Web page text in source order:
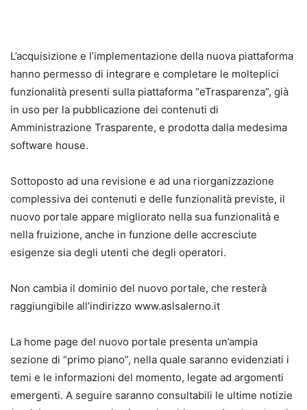
L’acquisizione e l’implementazione della nuova piattaforma
hanno permesso di integrare e completare le molteplici
funzionalità presenti sulla piattaforma “eTrasparenza”, già
in uso per la pubblicazione dei contenuti di
Amministrazione Trasparente, e prodotta dalla medesima
software house.
Sottoposto ad una revisione e ad una riorganizzazione
complessiva dei contenuti e delle funzionalità previste, il
nuovo portale appare migliorato nella sua funzionalità e
nella fruizione, anche in funzione delle accresciute
esigenze sia degli utenti che degli operatori.
Non cambia il dominio del nuovo portale, che resterà
raggiungibile all’indirizzo www.aslsalerno.it
La home page del nuovo portale presenta un’ampia
sezione di “primo piano”, nella quale saranno evidenziati i
temi e le informazioni del momento, legate ad argomenti
emergenti. A seguire saranno consultabili le ultime notizie